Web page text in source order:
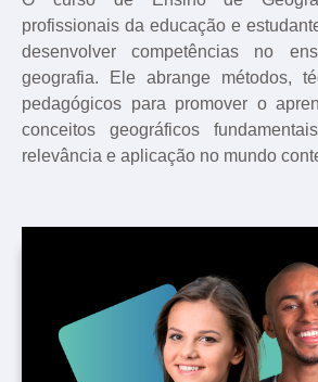
profissionais da educação e
desenvolver competências no
geografia. Ele abrange métodos,
pedagógicos para promover o
conceitos geográficos
relevância e aplicação no mundo